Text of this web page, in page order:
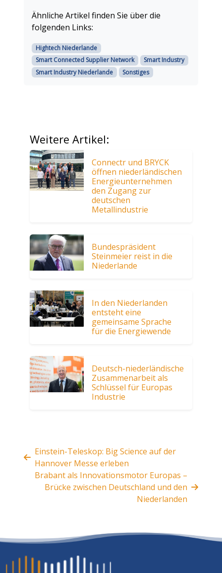
Ähnliche Artikel finden Sie über die
folgenden Links:
Hightech Niederlande
Smart Connected Supplier Network
Smart Industry
Smart Industry Niederlande
Sonstiges
Weitere Artikel:
Connectr und BRYCK
öffnen niederländischen
Energieunternehmen
den Zugang zur
deutschen
Metallindustrie
Bundespräsident
Steinmeier reist in die
Niederlande
In den Niederlanden
entsteht eine
gemeinsame Sprache
für die Energiewende
Deutsch-niederländische
Zusammenarbeit als
Schlüssel für Europas
Industrie
Einstein-Teleskop: Big Science auf der
Hannover Messe erleben
Brabant als Innovationsmotor Europas –
Brücke zwischen Deutschland und den
Niederlanden